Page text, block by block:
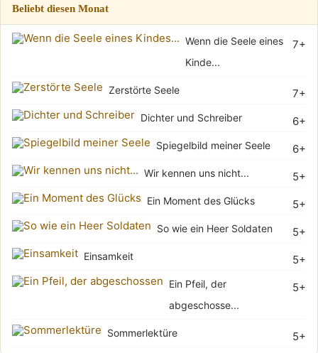
Beliebt diesen Monat
7+
Wenn die Seele eines
Kinde...
7+
Zerstörte Seele
6+
Dichter und Schreiber
6+
Spiegelbild meiner Seele
5+
Wir kennen uns nicht...
5+
Ein Moment des Glücks
5+
So wie ein Heer Soldaten
5+
Einsamkeit
5+
Ein Pfeil, der
abgeschosse...
5+
Sommerlektüre